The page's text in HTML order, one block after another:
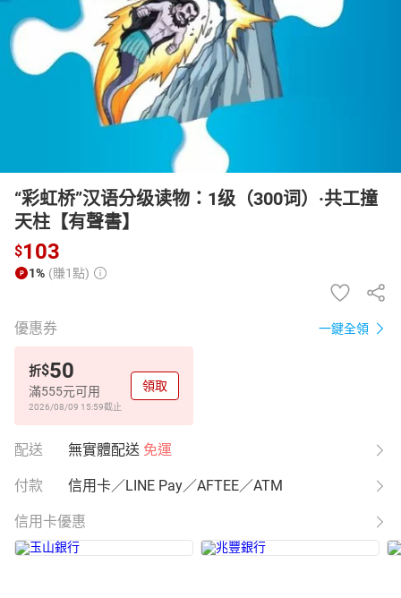
日本購物 電子/紙本書
HOT
“彩虹桥”汉语分级读物：1级（300词）·共工撞
天柱【有聲書】
$103
1% (賺1點)
優惠券 一鍵全領
折$50
滿555元可用
2026/08/09 15:59截止
領取
配送 無實體配送 免運
付款 信用卡／LINE Pay／AFTEE／ATM
信用卡優惠